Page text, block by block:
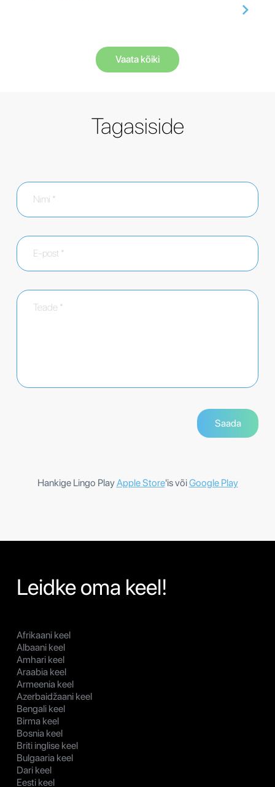
Vaata kõiki
Tagasiside
Hankige Lingo PlayApple Store'is võiGoogle Play
Leidke oma keel!
Afrikaani keel
Albaani keel
Amhari keel
Araabia keel
Armeenia keel
Azerbaidžaani keel
Bengali keel
Birma keel
Bosnia keel
Briti inglise keel
Bulgaaria keel
Dari keel
Eesti keel